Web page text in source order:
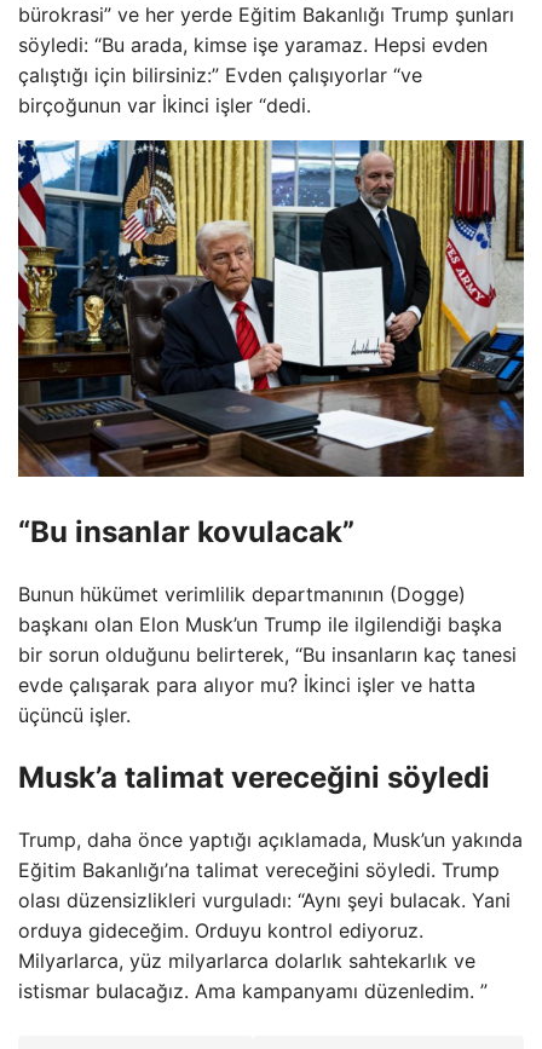
bürokrasi” ve her yerde Eğitim Bakanlığı Trump şunları
söyledi: “Bu arada, kimse işe yaramaz. Hepsi evden
çalıştığı için bilirsiniz:” Evden çalışıyorlar “ve
birçoğunun var İkinci işler “dedi.
“Bu insanlar kovulacak”
Bunun hükümet verimlilik departmanının (Dogge)
başkanı olan Elon Musk’un Trump ile ilgilendiği başka
bir sorun olduğunu belirterek, “Bu insanların kaç tanesi
evde çalışarak para alıyor mu? İkinci işler ve hatta
üçüncü işler.
Musk’a talimat vereceğini söyledi
Trump, daha önce yaptığı açıklamada, Musk’un yakında
Eğitim Bakanlığı’na talimat vereceğini söyledi. Trump
olası düzensizlikleri vurguladı: “Aynı şeyi bulacak. Yani
orduya gideceğim. Orduyu kontrol ediyoruz.
Milyarlarca, yüz milyarlarca dolarlık sahtekarlık ve
istismar bulacağız. Ama kampanyamı düzenledim. ”